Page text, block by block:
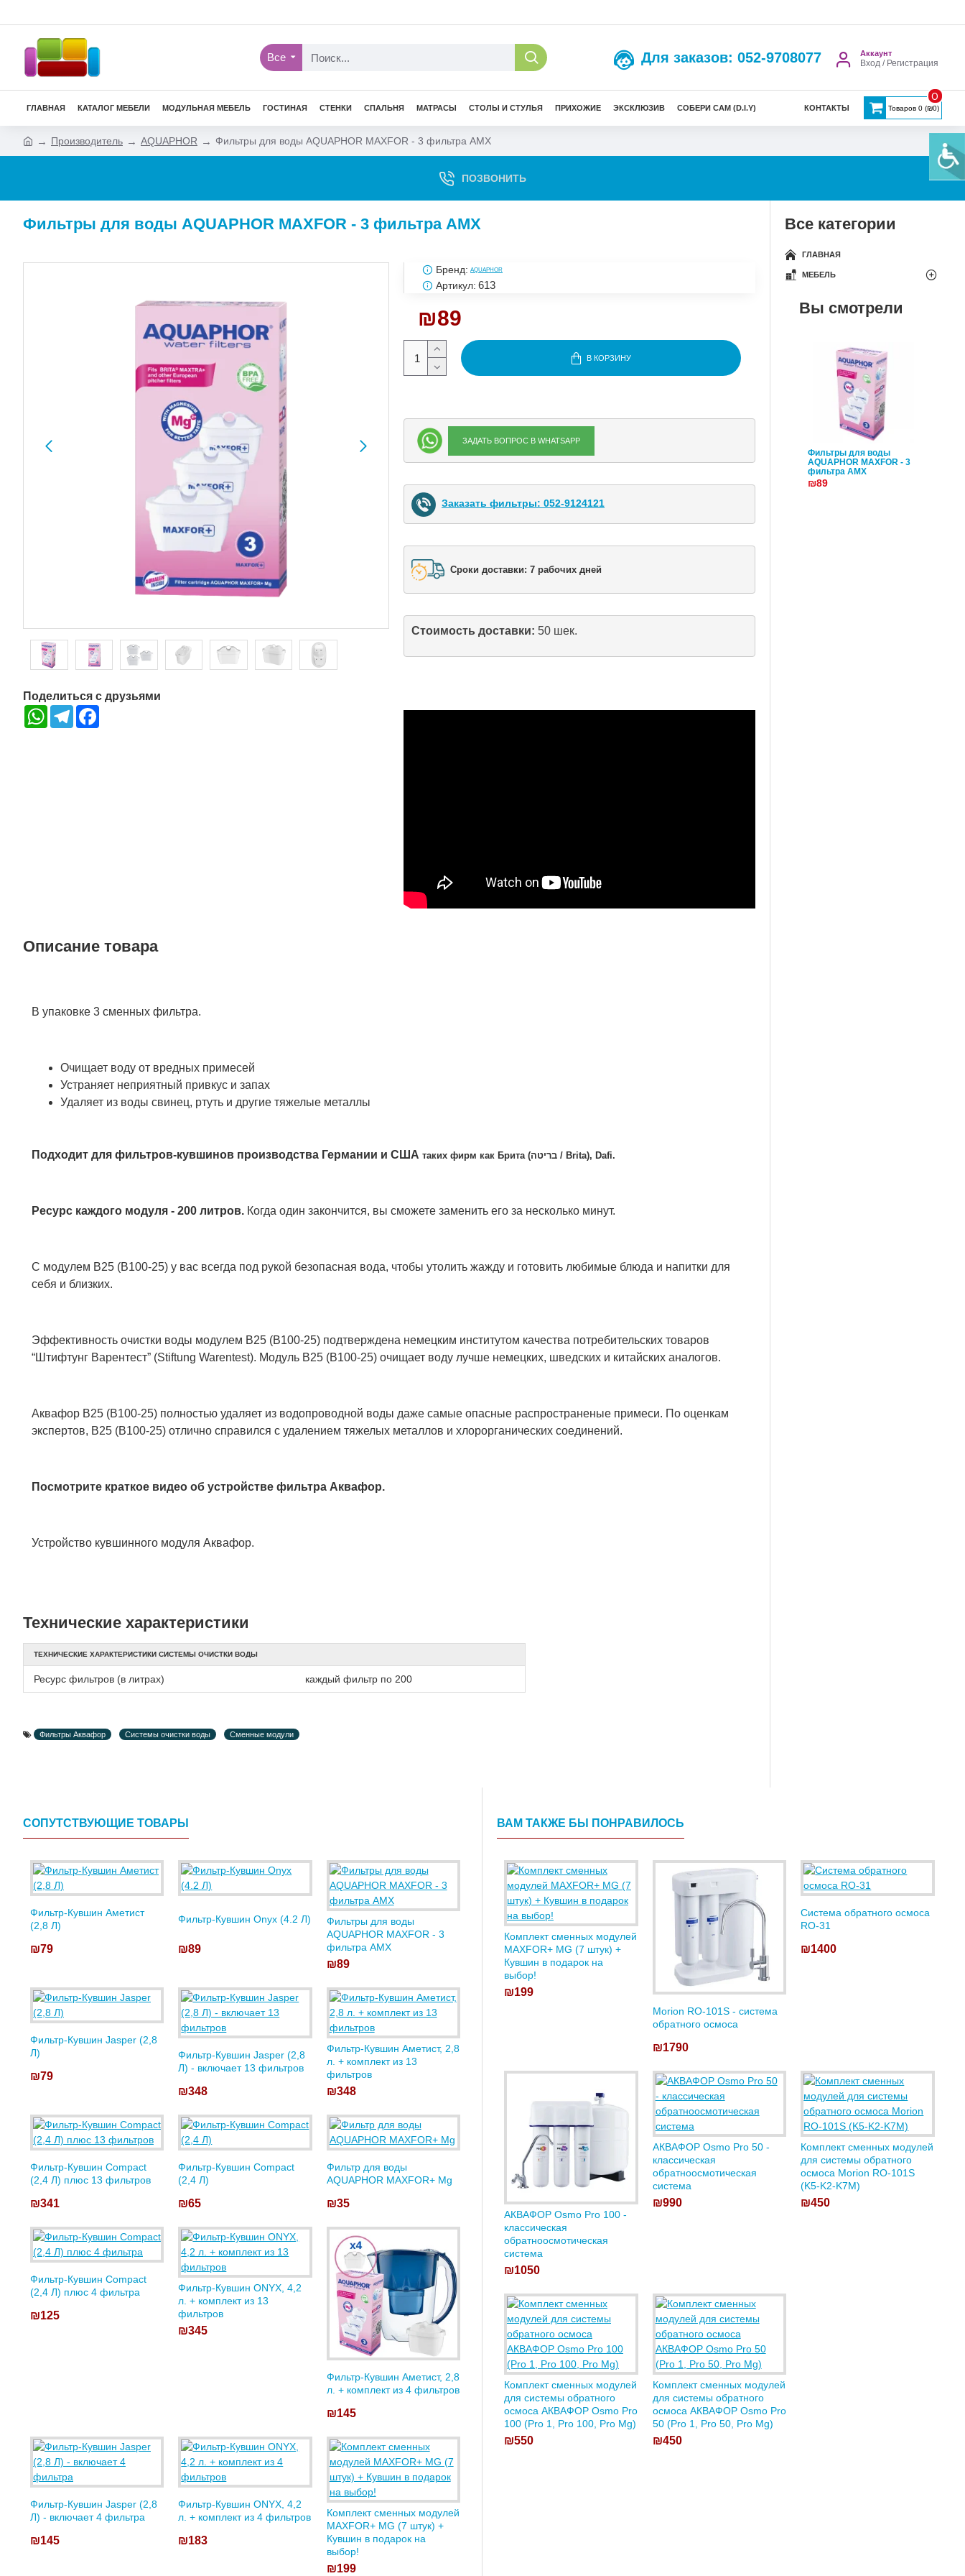
Все Для заказов: 052-9708077 Аккаунт
Вход / Регистрация
ГЛАВНАЯ КАТАЛОГ МЕБЕЛИ МОДУЛЬНАЯ МЕБЕЛЬ ГОСТИНАЯ СТЕНКИ СПАЛЬНЯ МАТРАСЫ СТОЛЫ И СТУЛЬЯ ПРИХОЖИЕ ЭКСКЛЮЗИВ СОБЕРИ САМ (D.I.Y) КОНТАКТЫ Товаров 0 (₪0)
0
Производитель AQUAPHOR Фильтры для воды AQUAPHOR MAXFOR - 3 фильтра AMX
ПОЗВОНИТЬ
Фильтры для воды AQUAPHOR MAXFOR - 3 фильтра AMX
Поделиться с друзьями
WhatsAppTelegram
₪89
Бренд: AQUAPHOR
Артикул: 613
В КОРЗИНУ
ЗАДАТЬ ВОПРОС В WHATSAPP
Заказать фильтры: 052-9124121
Сроки доставки: 7 рабочих дней
Стоимость доставки: 50 шек.
Описание товара
В упаковке 3 сменных фильтра.
Очищает воду от вредных примесей
Устраняет неприятный привкус и запах
Удаляет из воды свинец, ртуть и другие тяжелые металлы
Подходит для фильтров-кувшинов производства Германии и США таких фирм как Брита (בריטה / Brita), Dafi.
Ресурс каждого модуля - 200 литров. Когда один закончится, вы сможете заменить его за несколько минут.
С модулем В25 (В100-25) у вас всегда под рукой безопасная вода, чтобы утолить жажду и готовить любимые блюда и напитки для
себя и близких.
Эффективность очистки воды модулем В25 (В100-25) подтверждена немецким институтом качества потребительских товаров
“Штифтунг Варентест” (Stiftung Warentest). Модуль В25 (В100-25) очищает воду лучше немецких, шведских и китайских аналогов.
Аквафор В25 (В100-25) полностью удаляет из водопроводной воды даже самые опасные распространеные примеси. По оценкам
экспертов, В25 (В100-25) отлично справился с удалением тяжелых металлов и хлорорганических соединений.
Посмотрите краткое видео об устройстве фильтра Аквафор.
Устройство кувшинного модуля Аквафор.
Технические характеристики
ТЕХНИЧЕСКИЕ ХАРАКТЕРИСТИКИ СИСТЕМЫ ОЧИСТКИ ВОДЫ
Ресурс фильтров (в литрах) каждый фильтр по 200
Фильтры Аквафор Системы очистки воды Сменные модули
Все категории
ГЛАВНАЯ
МЕБЕЛЬ
Вы смотрели
Фильтры для воды
AQUAPHOR MAXFOR - 3
фильтра AMX
₪89
СОПУТСТВУЮЩИЕ ТОВАРЫ
Фильтр-Кувшин Аметист
(2,8 Л)
₪79
Фильтр-Кувшин Onyx (4.2 Л)
₪89
Фильтры для воды
AQUAPHOR MAXFOR - 3
фильтра AMX
₪89
Фильтр-Кувшин Jasper (2,8
Л)
₪79
Фильтр-Кувшин Jasper (2,8
Л) - включает 13 фильтров
₪348
Фильтр-Кувшин Аметист, 2,8
л. + комплект из 13
фильтров
₪348
Фильтр-Кувшин Compact
(2,4 Л) плюс 13 фильтров
₪341
Фильтр-Кувшин Compact
(2,4 Л)
₪65
Фильтр для воды
AQUAPHOR MAXFOR+ Mg
₪35
Фильтр-Кувшин Compact
(2,4 Л) плюс 4 фильтра
₪125
Фильтр-Кувшин ONYX, 4,2
л. + комплект из 13
фильтров
₪345
Фильтр-Кувшин Аметист, 2,8
л. + комплект из 4 фильтров
₪145
Фильтр-Кувшин Jasper (2,8
Л) - включает 4 фильтра
₪145
Фильтр-Кувшин ONYX, 4,2
л. + комплект из 4 фильтров
₪183
Комплект сменных модулей
MAXFOR+ MG (7 штук) +
Кувшин в подарок на
выбор!
₪199
ВАМ ТАКЖЕ БЫ ПОНРАВИЛОСЬ
Комплект сменных модулей
MAXFOR+ MG (7 штук) +
Кувшин в подарок на
выбор!
₪199
Morion RO-101S - система
обратного осмоса
₪1790
Система обратного осмоса
RO-31
₪1400
АКВАФОР Osmo Pro 100 -
классическая
обратноосмотическая
система
₪1050
АКВАФОР Osmo Pro 50 -
классическая
обратноосмотическая
система
₪990
Комплект сменных модулей
для системы обратного
осмоса Morion RO-101S
(K5-K2-K7M)
₪450
Комплект сменных модулей
для системы обратного
осмоса АКВАФОР Osmo Pro
100 (Pro 1, Pro 100, Pro Mg)
₪550
Комплект сменных модулей
для системы обратного
осмоса АКВАФОР Osmo Pro
50 (Pro 1, Pro 50, Pro Mg)
₪450